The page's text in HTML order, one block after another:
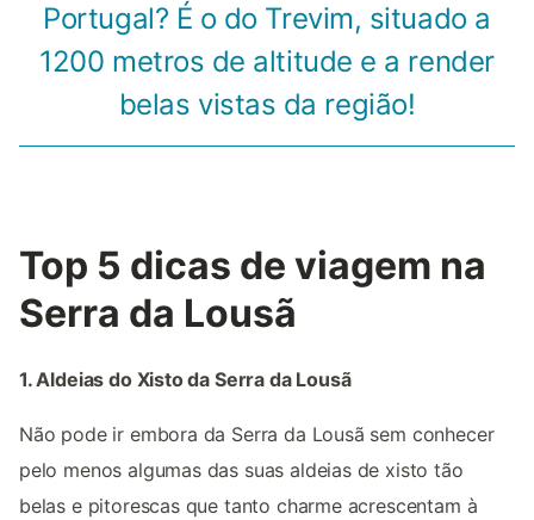
Portugal? É o do Trevim, situado a
1200 metros de altitude e a render
belas vistas da região!
Top 5 dicas de viagem na
Serra da Lousã
1. Aldeias do Xisto da Serra da Lousã
Não pode ir embora da Serra da Lousã sem conhecer
pelo menos algumas das suas aldeias de xisto tão
belas e pitorescas que tanto charme acrescentam à